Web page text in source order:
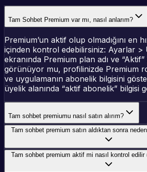
Tam Sohbet Premium var mı, nasıl anlarım?
Premium’un aktif olup olmadığını en
içinden kontrol edebilirsiniz: Ayarlar >
ekranında Premium plan adı ve
görünüyor mu, profilinizde Premium
ve uygulamanın abonelik bilgisini
üyelik alanında “aktif abonelik” bilgisi
Tam sohbet premiumu nasıl satın alırım?
Tam sohbet premium satın aldıktan sonra
Tam sohbet premium aktif mi nasıl kontrol edilir